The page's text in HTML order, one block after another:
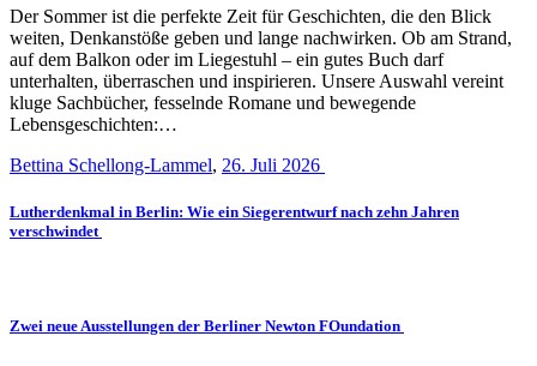
Der Sommer ist die perfekte Zeit für Geschichten, die den Blick
weiten, Denkanstöße geben und lange nachwirken. Ob am Strand,
auf dem Balkon oder im Liegestuhl – ein gutes Buch darf
unterhalten, überraschen und inspirieren. Unsere Auswahl vereint
kluge Sachbücher, fesselnde Romane und bewegende
Lebensgeschichten:…
Bettina Schellong-Lammel, 26. Juli 2026
Lutherdenkmal in Berlin: Wie ein Siegerentwurf nach zehn Jahren
verschwindet
Zwei neue Ausstellungen der Berliner Newton FOundation